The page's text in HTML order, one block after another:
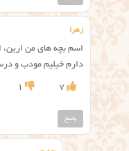
زهرا
اسم بچه های من
دارم خیلیم مودب و
7
1
پاسخ